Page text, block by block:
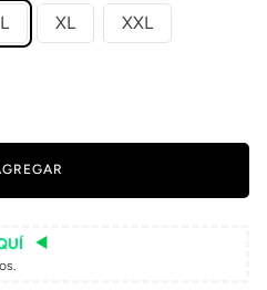
L XL XXL